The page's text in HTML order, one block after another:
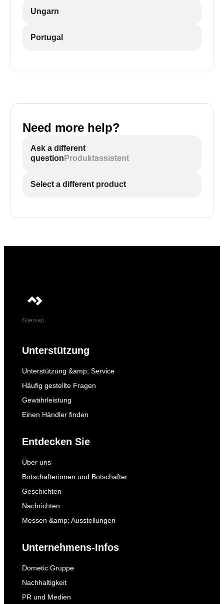
Ungarn
Portugal
Need more help?
Ask a different
question Produktassistent
Select a different product
Sitemap
Unterstützung
Unterstützung &amp; Service
Häufig gestellte Fragen
Gewährleistung
Einen Händler finden
Entdecken Sie
Über uns
Botschafterinnen und Botschafter
Geschichten
Nachrichten
Messen &amp; Ausstellungen
Unternehmens-Infos
Dometic Gruppe
Nachhaltigkeit
PR und Medien